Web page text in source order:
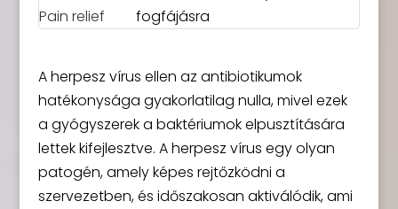
fogfájásra
A herpesz vírus ellen az antibiotikumok
hatékonysága gyakorlatilag nulla, mivel ezek
a gyógyszerek a baktériumok elpusztítására
lettek kifejlesztve. A herpesz vírus egy olyan
patogén, amely képes rejtőzködni a
szervezetben, és időszakosan aktiválódik, ami